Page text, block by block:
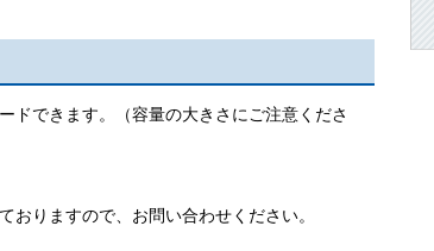
できます。（容量の大きさにご注意くださ
りますので、お問い合わせください。